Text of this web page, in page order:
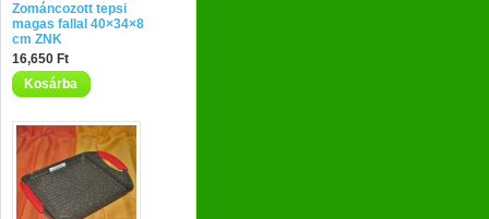
Zománcozott tepsi
magas fallal 40×34×8
cm ZNK
16,650 Ft
Kosárba